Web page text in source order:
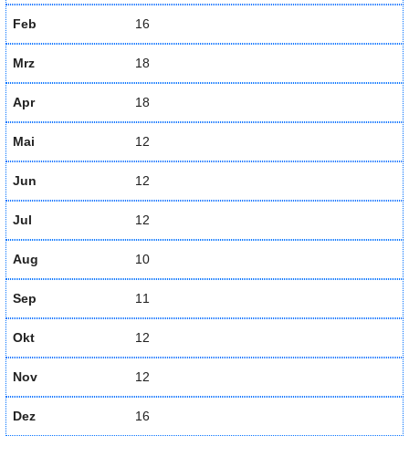
Feb 16
Mrz 18
Apr 18
Mai 12
Jun 12
Jul 12
Aug 10
Sep 11
Okt 12
Nov 12
Dez 16